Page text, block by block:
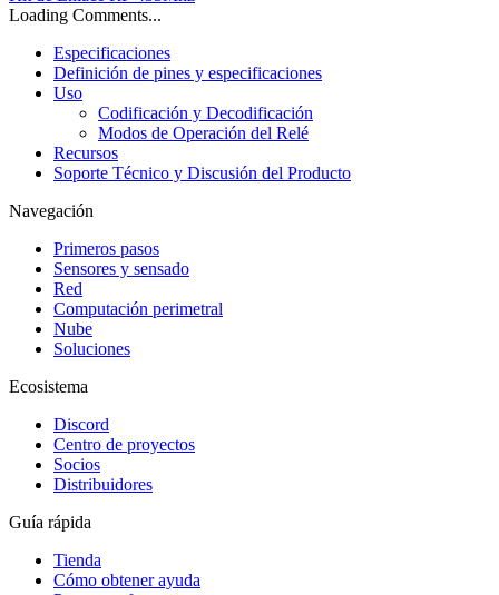
Loading Comments...
Especificaciones
Definición de pines y especificaciones
Uso
Codificación y Decodificación
Modos de Operación del Relé
Recursos
Soporte Técnico y Discusión del Producto
Navegación
Primeros pasos
Sensores y sensado
Red
Computación perimetral
Nube
Soluciones
Ecosistema
Discord
Centro de proyectos
Socios
Distribuidores
Guía rápida
Tienda
Cómo obtener ayuda